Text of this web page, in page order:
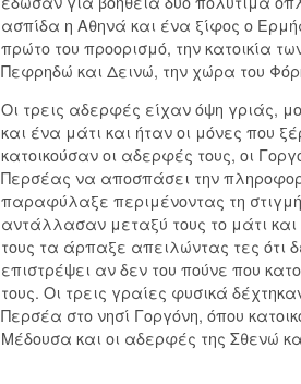
ασπίδα η Αθηνά και ένα ξίφος ο
πρώτο του προορισμό, την κατοικία
Πεφρηδώ και Δεινώ, την χώρα του
Οι τρεις αδερφές είχαν όψη γριάς,
και ένα μάτι και ήταν οι μόνες που
κατοικούσαν οι αδερφές τους, οι
Περσέας να αποσπάσει την
παραφύλαξε περιμένοντας τη
αντάλλασαν μεταξύ τους το μάτι και
τους τα άρπαξε απειλώντας τες ότι
επιστρέψει αν δεν του πούνε που
τους. Οι τρεις γραίες φυσικά
Περσέα στο νησί Γοργόνη, όπου
Μέδουσα και οι αδερφές της Σθενώ